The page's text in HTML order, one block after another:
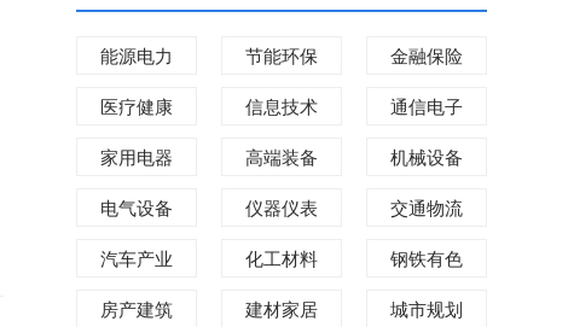
能源电力 节能环保
金融保险
医疗健康
信息技术
通信电子
家用电器
高端装备
机械设备
电气设备
仪器仪表
交通物流
汽车产业
化工材料
钢铁有色
房产建筑
建材家居
城市规划